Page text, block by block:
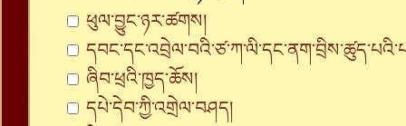
ཕུལ་བྱུང་ཉར་ཚགས།
ཞིབ་ཕྲའི་ཁྱད་ཆོས།
དཔེ་དེབ་ཀྱི་འགྲེལ་བཤད།